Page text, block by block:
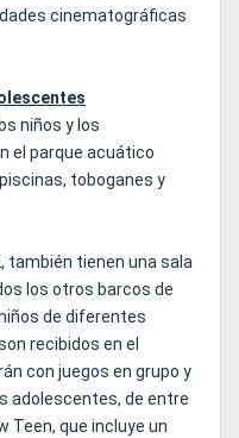
cinematográficas
niños y los
el parque acuático
toboganes y
también tienen una sala
los otros barcos de
de diferentes
recibidos en el
con juegos en grupo y
adolescentes, de entre
Teen, que incluye un